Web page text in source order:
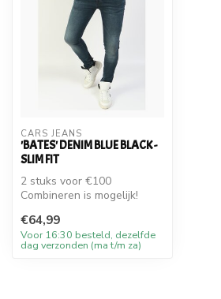
CARS JEANS
'BATES' DENIM BLUE BLACK -
SLIM FIT
2 stuks voor €100
Combineren is mogelijk!
€64,99
Voor 16:30 besteld, dezelfde
dag verzonden (ma t/m za)